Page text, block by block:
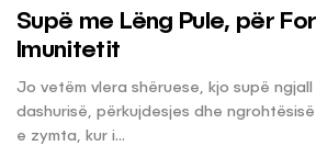
Supë me Lëng Pule, për
Imunitetit
Jo vetëm vlera shëruese, kjo supë
dashurisë, përkujdesjes dhe
e zymta, kur i...